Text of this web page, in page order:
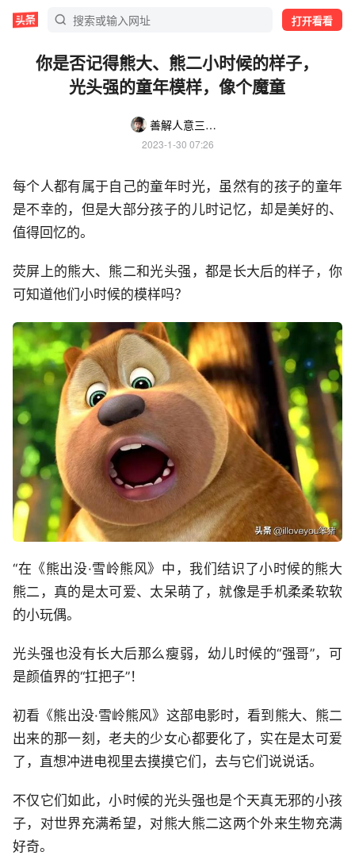
打开看看
你是否记得熊大、熊二小时候的样子，
光头强的童年模样，像个魔童
善解人意三分天注定两
2023-1-30 07:26
每个人都有属于自己的童年时光，虽然有的孩子的童年
是不幸的，但是大部分孩子的儿时记忆，却是美好的、
值得回忆的。
荧屏上的熊大、熊二和光头强，都是长大后的样子，你
可知道他们小时候的模样吗？
“在《熊出没·雪岭熊风》中，我们结识了小时候的熊大
熊二，真的是太可爱、太呆萌了，就像是手机柔柔软软
的小玩偶。
光头强也没有长大后那么瘦弱，幼儿时候的“强哥”，可
是颜值界的“扛把子”！
初看《熊出没·雪岭熊风》这部电影时，看到熊大、熊二
出来的那一刻，老夫的少女心都要化了，实在是太可爱
了，直想冲进电视里去摸摸它们，去与它们说说话。
不仅它们如此，小时候的光头强也是个天真无邪的小孩
子，对世界充满希望，对熊大熊二这两个外来生物充满
好奇。